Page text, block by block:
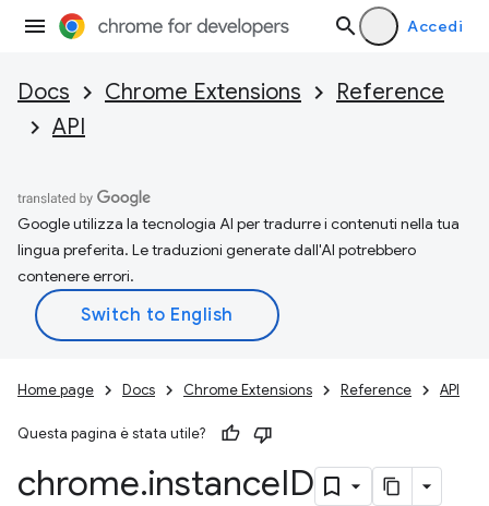
Accedi
Docs Chrome Extensions
Reference
API
Google utilizza la tecnologia AI per tradurre i contenuti nella tua
lingua preferita. Le traduzioni generate dall'AI potrebbero
contenere errori.
Home page Docs Chrome Extensions Reference API
Questa pagina è stata utile?
chrome.instanceID